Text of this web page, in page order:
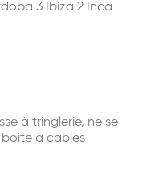
3 Ibiza 2 Inca
à tringlerie, ne se
à cables